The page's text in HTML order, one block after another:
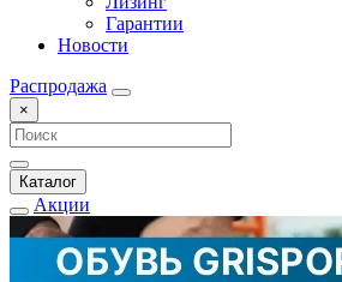
Гарантии
Новости
Распродажа
×
Каталог
Акции